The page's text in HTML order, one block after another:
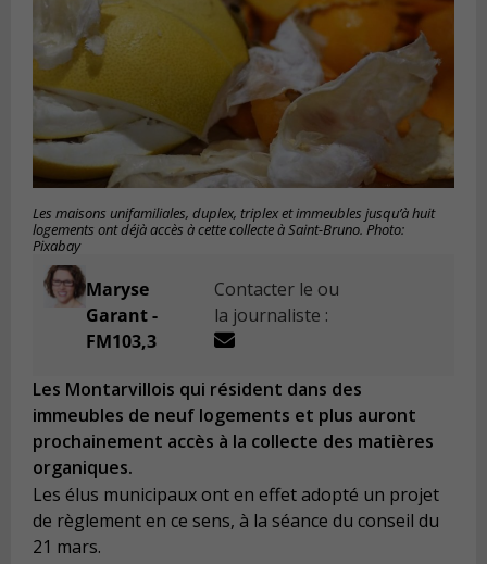
Les maisons unifamiliales, duplex, triplex et immeubles jusqu’à huit
logements ont déjà accès à cette collecte à Saint-Bruno. Photo:
Pixabay
Maryse
Garant -
FM103,3
Contacter le ou
la journaliste :
Les Montarvillois qui résident dans des
immeubles de neuf logements et plus auront
prochainement accès à la collecte des matières
organiques.
Les élus municipaux ont en effet adopté un projet
de règlement en ce sens, à la séance du conseil du
21 mars.